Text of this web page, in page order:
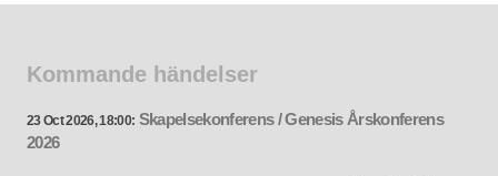
Kommande händelser
23 Oct 2026, 18:00: Skapelsekonferens / Genesis Årskonferens
2026